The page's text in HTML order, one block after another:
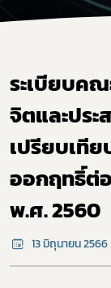
ระเบียบค
จิตและปร
เปรียบเที
ออกฤทธิ์ต่
พ.ศ. 2560
13 มิถุนายน 2566